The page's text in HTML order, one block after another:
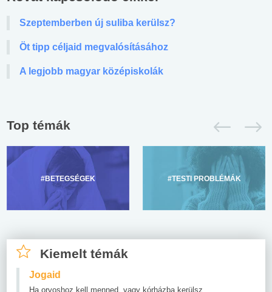
Szeptemberben új suliba kerülsz?
Öt tipp céljaid megvalósításához
A legjobb magyar középiskolák
Top témák
#BETEGSÉGEK #TESTI PROBLÉMÁK
Kiemelt témák
Jogaid
Ha orvoshoz kell menned, vagy kórházba kerülsz